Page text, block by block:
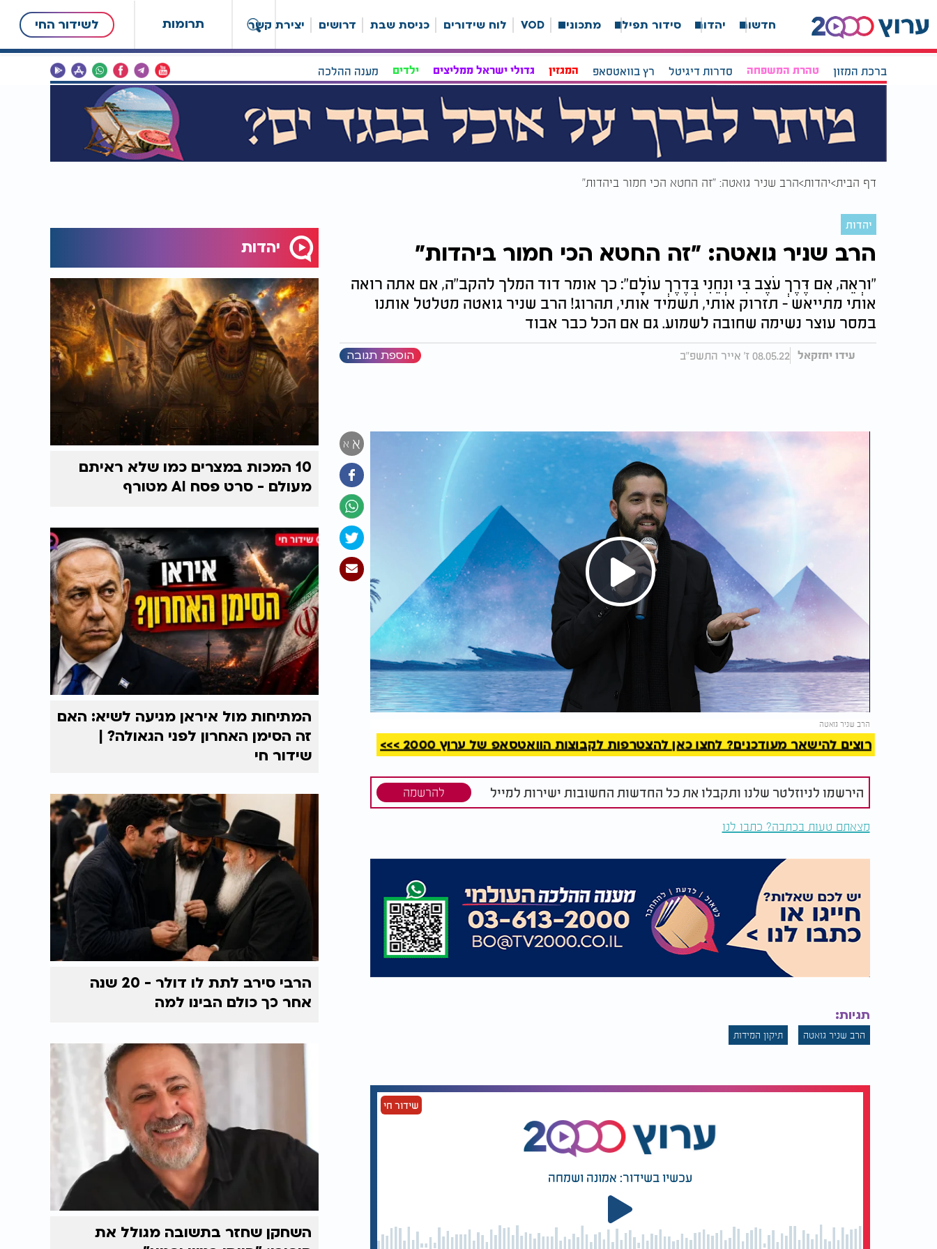
תרומות לשידור החי חדשות יהדות סידור תפילה מתכונים VOD לוח שידורים כניסת שבת דרושים יצירת קשר
ברכת המזון טהרת המשפחה סדרות דיגיטל רץ בוואטסאפ המגזין גדולי ישראל ממליצים ילדים מענה ההלכה
דף הבית יהדות הרב שניר גואטה: "זה החטא הכי חמור ביהדות"
יהדות
הרב שניר גואטה: "זה החטא הכי חמור ביהדות"
"וּרְאֵה, אִם דֶּרֶךְ עֹצֶב בִּי וּנְחֵנִי בְּדֶרֶךְ עוֹלָם": כך אומר דוד המלך להקב"ה, אם אתה רואה
אותי מתייאש - תזרוק אותי, תשמיד אותי, תהרוג! הרב שניר גואטה מטלטל אותנו
במסר עוצר נשימה שחובה לשמוע. גם אם הכל כבר אבוד
עידו יחזקאל 08.05.22 ז' אייר התשפ"ב הוספת תגובה
א א
Play
Video
הרב שניר גואטה
להמשך קריאה
רוצים להישאר מעודכנים? לחצו כאן להצטרפות לקבוצות הוואטסאפ של ערוץ 2000 >>>
הירשמו לניוזלטר שלנו ותקבלו את כל החדשות החשובות ישירות למייל להרשמה
מצאתם טעות בכתבה? כתבו לנו
תגיות:
הרב שניר גואטה תיקון המידות
שידור חי
עכשיו בשידור: אמונה ושמחה
יהדות
10 המכות במצרים כמו שלא ראיתם
מעולם - סרט פסח AI מטורף
המתיחות מול איראן מגיעה לשיא: האם
זה הסימן האחרון לפני הגאולה? |
שידור חי
הרבי סירב לתת לו דולר - 20 שנה
אחר כך כולם הבינו למה
השחקן שחזר בתשובה מגולל את